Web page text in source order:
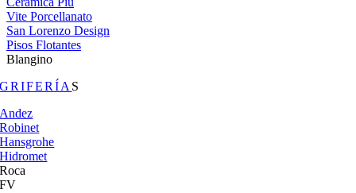
Vite Porcellanato
San Lorenzo Design
Pisos Flotantes
Blangino
GRIFERÍA S
Andez
Robinet
Hansgrohe
Hidromet
Roca
FV